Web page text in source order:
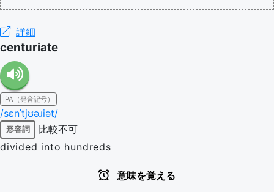
詳細
centuriate
IPA（発音記号）
/sɛnˈtjʊəɹiət/
形容詞
比較不可
divided into hundreds
意味を覚える